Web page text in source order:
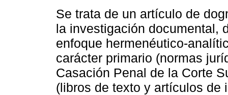
Se trata de un artículo de
la investigación documental,
enfoque hermenéutico-
carácter primario (normas
Casación Penal de la Corte
(libros de texto y artículos de